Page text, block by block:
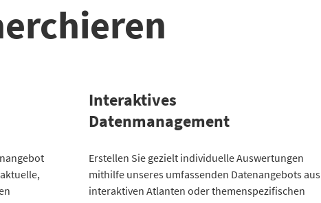
Interaktives
Datenmanagement
Kategorie
Atlanten
Kommunales
3
Gesellschaftliches2
Erstellen Sie gezielt individuelle Auswertungen
mithilfe unseres umfassenden Datenangebots aus
interaktiven Atlanten oder themenspezifischen